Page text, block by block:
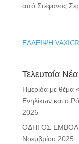
από Στέφανος
ΕΛΛΕΙΨΗ
Τελευταία Νέα
Ημερίδα με θέμα
Ενηλίκων και ο
2026
ΟΔΗΓΟΣ
Νοεμβρίου 2025